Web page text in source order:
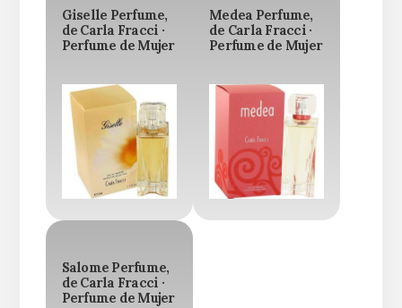
Giselle Perfume,
de Carla Fracci ·
Perfume de Mujer
Medea Perfume,
de Carla Fracci ·
Perfume de Mujer
Salome Perfume,
de Carla Fracci ·
Perfume de Mujer